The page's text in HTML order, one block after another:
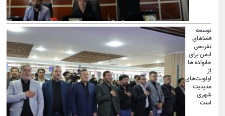
توسعه
فضاهای
تفریحی
ایمن برای
خانواده ها
اولویت‌های
مدیدیت
شهری
است